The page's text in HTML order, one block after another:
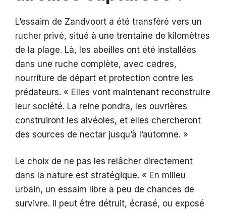
L’essaim de Zandvoort a été transféré vers un
rucher privé, situé à une trentaine de kilomètres
de la plage. Là, les abeilles ont été installées
dans une ruche complète, avec cadres,
nourriture de départ et protection contre les
prédateurs. « Elles vont maintenant reconstruire
leur société. La reine pondra, les ouvrières
construiront les alvéoles, et elles chercheront
des sources de nectar jusqu’à l’automne. »
Le choix de ne pas les relâcher directement
dans la nature est stratégique. « En milieu
urbain, un essaim libre a peu de chances de
survivre. Il peut être détruit, écrasé, ou exposé